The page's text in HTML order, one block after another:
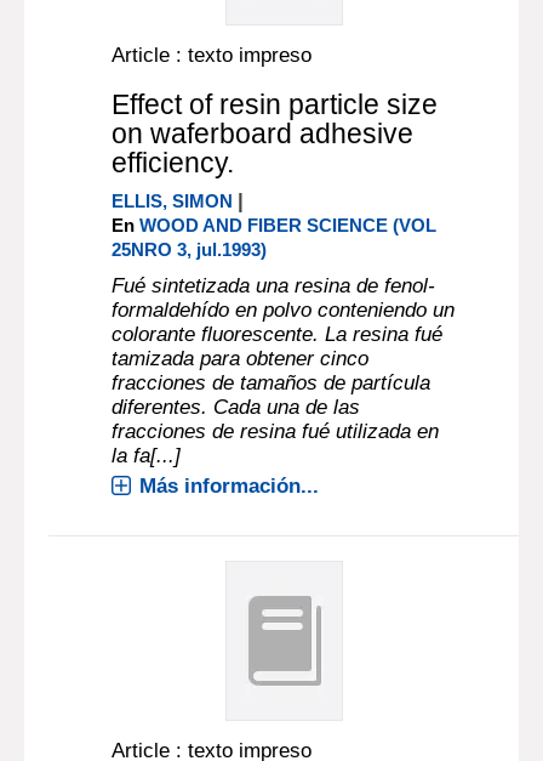
Article : texto impreso
Effect of resin particle size
on waferboard adhesive
efficiency.
ELLIS, SIMON |
EnWOOD AND FIBER SCIENCE (VOL
25NRO 3, jul.1993)
Fué sintetizada una resina de fenol-
formaldehído en polvo conteniendo un
colorante fluorescente. La resina fué
tamizada para obtener cinco
fracciones de tamaños de partícula
diferentes. Cada una de las
fracciones de resina fué utilizada en
la fa[...]
Más información...
Article : texto impreso